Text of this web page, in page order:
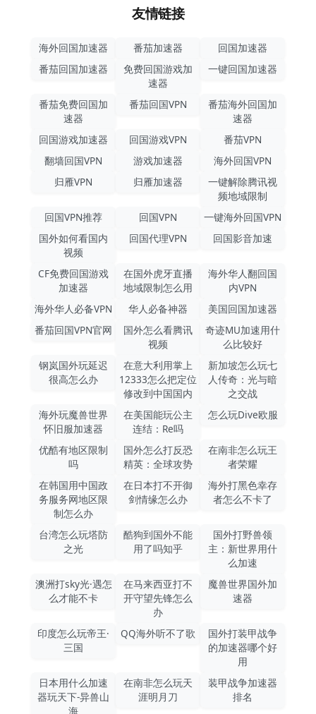
友情链接
海外回国加速器 番茄加速器
回国加速器
番茄回国加速器
免费回国游戏加
速器
一键回国加速器
番茄免费回国加
速器
番茄回国VPN
番茄海外回国加
速器
回国游戏加速器
回国游戏VPN
番茄VPN
翻墙回国VPN
游戏加速器
海外回国VPN
归雁VPN
归雁加速器
一键解除腾讯视
频地域限制
回国VPN推荐
回国VPN
一键海外回国VPN
国外如何看国内
视频
回国代理VPN 回国影音加速
CF免费回国游戏
加速器
在国外虎牙直播
地域限制怎么用
海外华人翻回国
内VPN
海外华人必备VPN
华人必备神器
美国回国加速器
番茄回国VPN官网
国外怎么看腾讯
视频
奇迹MU加速用什
么比较好
钢岚国外玩延迟
很高怎么办
在意大利用掌上
12333怎么把定位
修改到中国国内
新加坡怎么玩七
人传奇：光与暗
之交战
海外玩魔兽世界
怀旧服加速器
在美国能玩公主
连结：Re吗
怎么玩Dive欧服
优酷有地区限制
吗
国外怎么打反恐
精英：全球攻势
在南非怎么玩王
者荣耀
在韩国用中国政
务服务网地区限
制怎么办
在日本打不开御
剑情缘怎么办
海外打黑色幸存
者怎么不卡了
台湾怎么玩塔防
之光
酷狗到国外不能
用了吗知乎
国外打野兽领
主：新世界用什
么加速
澳洲打sky光·遇怎
么才能不卡
在马来西亚打不
开守望先锋怎么
办
魔兽世界国外加
速器
印度怎么玩帝王·
三国
QQ海外听不了歌
国外打装甲战争
的加速器哪个好
用
日本用什么加速
器玩天下-异兽山
海
在南非怎么玩天
涯明月刀
装甲战争加速器
排名